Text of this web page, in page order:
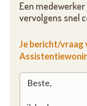
Een
vervolgens snel
Je bericht/vraag